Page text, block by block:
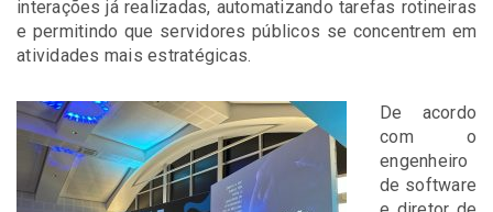
interações já realizadas, automatizando tarefas rotineiras
e permitindo que servidores públicos se concentrem em
atividades mais estratégicas.
De acordo
com o
engenheiro
de software